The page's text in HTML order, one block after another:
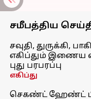
சமீபத்திய
சவுதி, துருக்கி,
எகிப்தும் இணைய
புது பரபரப்பு
எகிப்து
செகண்ட் ஹேண்ட்